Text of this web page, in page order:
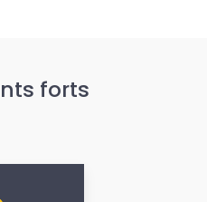
forts